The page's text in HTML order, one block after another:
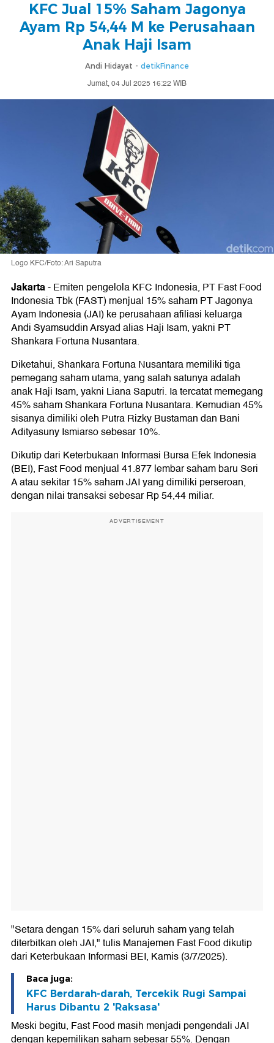
KFC Jual 15% Saham Jagonya
Ayam Rp 54,44 M ke Perusahaan
Anak Haji Isam
Andi Hidayat - detikFinance
Jumat, 04 Jul 2025 16:22 WIB
Logo KFC/Foto: Ari Saputra
Jakarta-Emiten pengelola KFC Indonesia, PT Fast Food
Indonesia Tbk (FAST) menjual 15% saham PT Jagonya
Ayam Indonesia (JAI) ke perusahaan afiliasi keluarga
Andi Syamsuddin Arsyad alias Haji Isam, yakni PT
Shankara Fortuna Nusantara.
Diketahui, Shankara Fortuna Nusantara memiliki tiga
pemegang saham utama, yang salah satunya adalah
anak Haji Isam, yakni Liana Saputri. Ia tercatat memegang
45% saham Shankara Fortuna Nusantara. Kemudian 45%
sisanya dimiliki oleh Putra Rizky Bustaman dan Bani
Adityasuny Ismiarso sebesar 10%.
Dikutip dari Keterbukaan Informasi Bursa Efek Indonesia
(BEI), Fast Food menjual 41.877 lembar saham baru Seri
A atau sekitar 15% saham JAI yang dimiliki perseroan,
dengan nilai transaksi sebesar Rp 54,44 miliar.
ADVERTISEMENT
"Setara dengan 15% dari seluruh saham yang telah
diterbitkan oleh JAI," tulis Manajemen Fast Food dikutip
dari Keterbukaan Informasi BEI, Kamis (3/7/2025).
Baca juga:
KFC Berdarah-darah, Tercekik Rugi Sampai
Harus Dibantu 2 'Raksasa'
Meski begitu, Fast Food masih menjadi pengendali JAI
dengan kepemilikan saham sebesar 55%. Dengan